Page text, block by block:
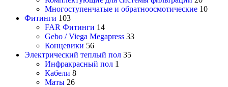
Многоступенчатые и обратноосмотические 10
Фитинги 103
FAR Фитинги 14
Gebo / Viega Megapress 33
Концевики 56
Электрический теплый пол 35
Инфракрасный пол 1
Кабели 8
Маты 26